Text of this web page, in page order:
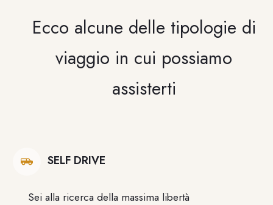
Ecco alcune delle tipologie di
viaggio in cui possiamo
assisterti
SELF DRIVE
Sei alla ricerca della massima libertà